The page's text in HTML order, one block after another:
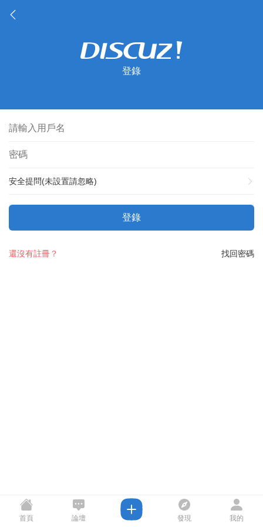
登錄
安全提問(未設置請忽略)
登錄
找回密碼
還沒有註冊？
首頁 論壇 發現 我的